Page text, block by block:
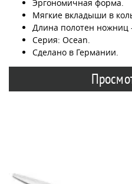
Эргономичная форма.
Мягкие вкладыши в
Длина полотен ножниц
Серия: Ocean.
Сделано в Германии.